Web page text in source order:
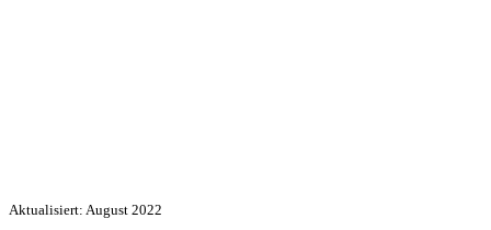
Aktualisiert: August 2022